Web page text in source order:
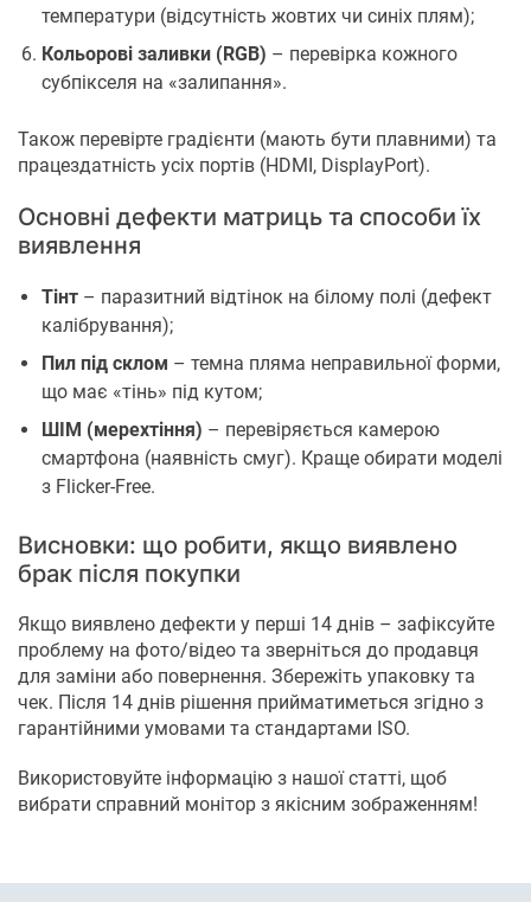
температури (відсутність жовтих чи синіх плям);
Кольорові заливки (RGB) – перевірка кожного
субпікселя на «залипання».
Також перевірте градієнти (мають бути плавними) та
працездатність усіх портів (HDMI, DisplayPort).
Основні дефекти матриць та способи їх
виявлення
Тінт – паразитний відтінок на білому полі (дефект
калібрування);
Пил під склом – темна пляма неправильної форми,
що має «тінь» під кутом;
ШІМ (мерехтіння) – перевіряється камерою
смартфона (наявність смуг). Краще обирати моделі
з Flicker-Free.
Висновки: що робити, якщо виявлено
брак після покупки
Якщо виявлено дефекти у перші 14 днів – зафіксуйте
проблему на фото/відео та зверніться до продавця
для заміни або повернення. Збережіть упаковку та
чек. Після 14 днів рішення прийматиметься згідно з
гарантійними умовами та стандартами ISO.
Використовуйте інформацію з нашої статті, щоб
вибрати справний монітор з якісним зображенням!